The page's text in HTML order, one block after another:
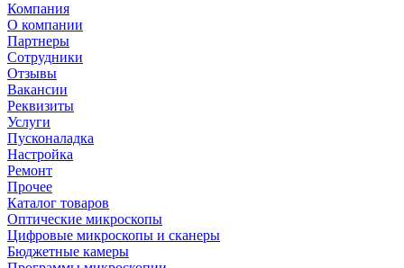
Компания
О компании
Партнеры
Сотрудники
Отзывы
Вакансии
Реквизиты
Услуги
Пусконаладка
Настройка
Ремонт
Прочее
Каталог товаров
Оптические микроскопы
Цифровые микроскопы и сканеры
Бюджетные камеры